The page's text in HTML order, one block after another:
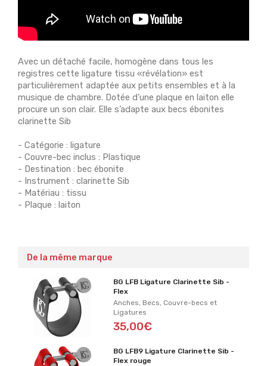
Avec un détaché facile, homogène dans tous les
registres cette ligature tissu «révélation» est
particulièrement adaptée aux petits ensembles et à la
musique de chambre. Dotée d’une plaque en laiton elle
procure un son clair. Elle s’adapte aux becs ébonites
clarinette Sib
- Catégorie : ligature
- Couvre-bec inclus : Plastique
- Destination : bec ébonite
- Instrument : clarinette Sib
- Matériau : tissu
- Plaque : laiton
De la même marque
BG LFB Ligature Clarinette Sib -
Flex
Anches, Becs, Couvre-becs et
Ligatures
35,00€
BG LFB9 Ligature Clarinette Sib -
Flex rouge